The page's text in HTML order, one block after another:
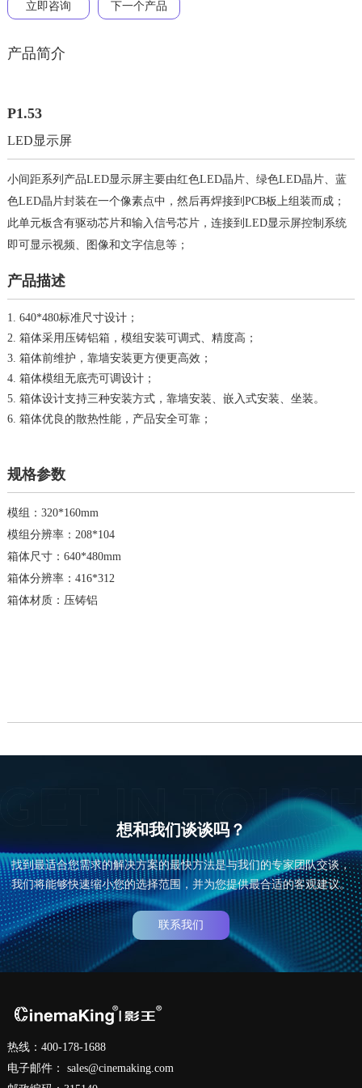
立即咨询 下一个产品
产品简介
P1.53
LED显示屏
小间距系列产品LED显示屏主要由红色LED晶片、绿色LED晶片、蓝
色LED晶片封装在一个像素点中，然后再焊接到PCB板上组装而成；
此单元板含有驱动芯片和输入信号芯片，连接到LED显示屏控制系统
即可显示视频、图像和文字信息等；
产品描述
1. 640*480标准尺寸设计；
2. 箱体采用压铸铝箱，模组安装可调式、精度高；
3. 箱体前维护，靠墙安装更方便更高效；
4. 箱体模组无底壳可调设计；
5. 箱体设计支持三种安装方式，靠墙安装、嵌入式安装、坐装。
6. 箱体优良的散热性能，产品安全可靠；
规格参数
模组：320*160mm
模组分辨率：208*104
箱体尺寸：640*480mm
箱体分辨率：416*312
箱体材质：压铸铝
想和我们谈谈吗？
找到最适合您需求的解决方案的最快方法是与我们的专家团队交谈，
我们将能够快速缩小您的选择范围，并为您提供最合适的客观建议。
联系我们
热线：400-178-1688
电子邮件： sales@cinemaking.com